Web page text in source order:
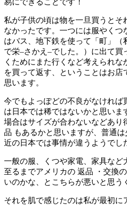
易にできることです！
私が子供の頃は物を一旦買うとそ
なかったです。一つには服やくつ
はバス、地下鉄を使って「町」（
で栄–さかえ–でした。）に出て
くためにまた行くなど考えられ
を買って返す、ということはお店
思います。
今でもよっぽどの不良がなければ
は日本では稀ではないかと思いま
場合はサイズが合わないなどあり
品 もあるかと思いますが、普通
近の日本では事情が違うようでし
一般の服、くつや家電、家具など
至るまでアメリカの 返品 ・交換
いのかな、とこちらが悪いと思う
それを肌で感じたのは私が最初に